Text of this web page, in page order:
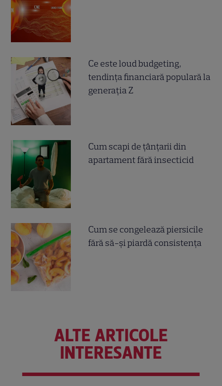
Ce este loud budgeting,
tendința financiară populară la
generația Z
Cum scapi de țânțarii din
apartament fără insecticid
Cum se congelează piersicile
fără să-și piardă consistența
ALTE ARTICOLE
INTERESANTE